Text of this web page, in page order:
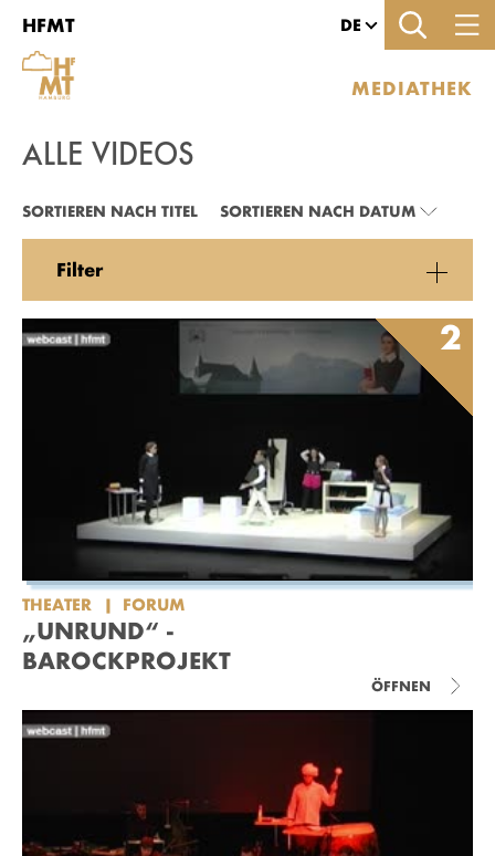
Zu den Filtern
Zur Metanavigation
Zur Hauptnavigation
Zur Suche
Zum Inhalt
Zum Seitenfuss
HFMT DE
MEDIATHEK
ALLE VIDEOS
ALLE VIDEOS
SORTIEREN NACH TITEL SORTIEREN NACH DATUM
Filter
2
THEATER FORUM
„UNRUND“ -
BAROCKPROJEKT
ÖFFNEN